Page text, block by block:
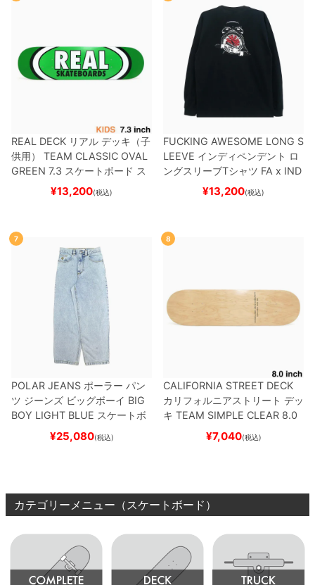
REAL DECK リアル デッキ（子
供用）
TEAM CLASSIC OVAL
GREEN 7.3 スケートボード ス
¥13,200(税込)
FUCKING AWESOME LONG S
LEEVE インディペンデント ロ
ングスリーブTシャツ FA x IND
EPENDENTHOSTAGE
スケートボード スケボー
¥13,200(税込)
7
POLAR JEANS ポーラー パン
ツ ジーンズ ビッグボーイ BIG
BOY LIGHT BLUE スケートボ
ード スケボー
¥25,080(税込)
8
CALIFORNIA STREET DECK
カリフォルニアストリート デッ
キ TEAM SIMPLE CLEAR 8.0
ブランク（DSM）
ード スケボー
¥7,040(税込)
カテゴリーメニュー（スケートボード）